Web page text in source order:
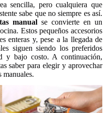
sencilla, pero cualquiera que
sabe que no siempre es así.
manual se convierte en un
Estos pequeños accesorios
enteras y, pese a la llegada de
siguen siendo los preferidos
y bajo costo. A continuación,
saber para elegir y aprovechar
manuales.